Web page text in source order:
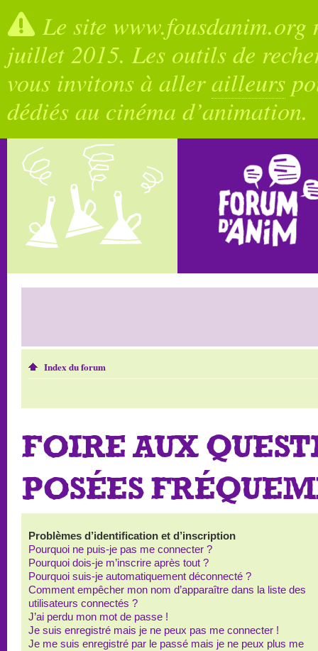
Le site
juillet 2015. Les outils de
vous invitons à allerailleurs
dédiés au cinéma d’animation.
Index du forum
FOIRE AUX
POSÉES
Problèmes d’identification et d’inscription
Pourquoi ne puis-je pas me connecter ?
Pourquoi dois-je m’inscrire après tout ?
Pourquoi suis-je automatiquement déconnecté ?
Comment empêcher mon nom d’apparaître dans la liste des
utilisateurs connectés ?
J’ai perdu mon mot de passe !
Je suis enregistré mais je ne peux pas me connecter !
Je me suis enregistré par le passé mais je ne peux plus me